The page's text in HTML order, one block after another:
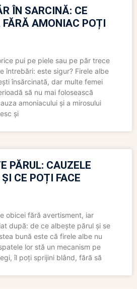
ÎN SARCINĂ: CE
AMONIAC POȚI
pui pe piele sau pe păr trece
întrebări: este sigur? Firele albe
însărcinată, dar multe femei
să nu mai folosească
amoniacului și a mirosului
și
PĂRUL: CAUZELE
CE POȚI FACE
obicei fără avertisment, iar
după: de ce albește părul și se
bună este că firele albe nu
lor stă un mecanism pe
îl poți sprijini blând, fără să